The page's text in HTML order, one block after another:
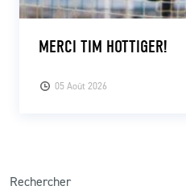
05 Août 2026
MERCI TIM HOTTIGER!
Rechercher